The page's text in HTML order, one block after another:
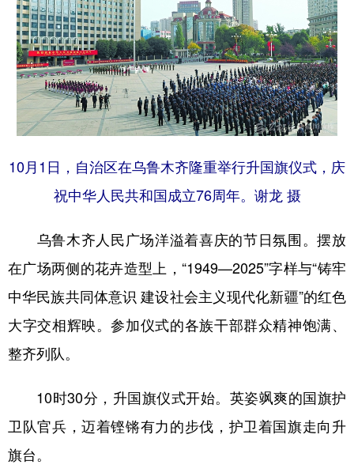
多语种频道
English Español Français عربى
Русский язык 日本語 한국어
Deutsch Português
10月1日，自治区在乌鲁木齐隆重举行升国旗仪式，庆
祝中华人民共和国成立76周年。谢龙 摄
乌鲁木齐人民广场洋溢着喜庆的节日氛围。摆放
在广场两侧的花卉造型上，“1949—2025”字样与“铸牢
中华民族共同体意识 建设社会主义现代化新疆”的红色
大字交相辉映。参加仪式的各族干部群众精神饱满、
整齐列队。
10时30分，升国旗仪式开始。英姿飒爽的国旗护
卫队官兵，迈着铿锵有力的步伐，护卫着国旗走向升
旗台。